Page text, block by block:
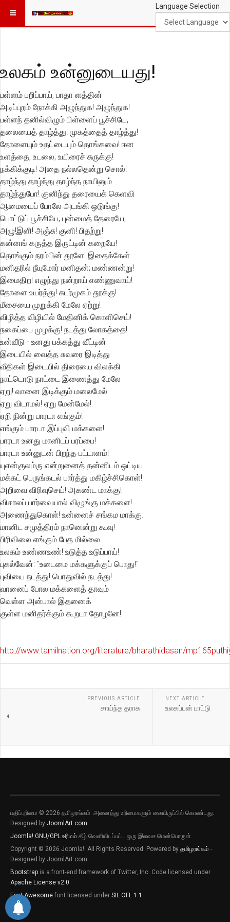
Language Selection
உலகம் உன்னுடையது!
பள்ளம் பறிப்பாய், பாதா ளத்தின்
அடிப்புறம் நோக்கி அழுந்துக! அழுந்துக!
பள்ளந் தனில்விழும் பிள்ளைப் பூச்சியே,
தலையைத் தாழ்த்து! முகத்தைத் தாழ்த்து!
தோளையும் உதட்டையும் தொங்கவை! ஈன
உளத்தை, உடலை, உயிரைச் சுருக்கு!
நக்கிக்குடி! அதை நல்லதென்று சொல்!
தாழ்ந்து தாழ்ந்து தாழ்ந்த நாயினும்
தாழ்ந்துபோ! குனிந்து தரையைக் கெளவி
ஆமையைப் போலே அடங்கி ஒடுங்கு!
பொட்டுப் பூச்சியே, புன்மைத் தேரையே,
அழு!இளி! அஞ்சு! குனி! பிதற்று!
கன்னங் கருத்த இருட்டின் கறையே!
தொங்கும் நரம்பின் தூளே! இதைக்கேள்:
மனிதரில் நீயுமோர் மனிதன்; மண்ணன்று!
இமைதிற! எழுந்து நன்றாய் எண்ணுவாய்!
தோளை உயர்த்து! சுடர்முகம் தூக்கு!
மீசையை முறுக்கி மேலே ஏற்று!
விழித்த விழியில் மேதினிக் கொளிசெய்!
நகைப்பை முழக்கு! நடத்து லோகத்தை!
உன்வீடு - உனது பக்கத்து வீட்டின்
இடையில் வைத்த சுவரை இடித்து
வீதிகள் இடையில் திரையை விலக்கி
நாட்டொடு நாட்டை இணைத்து மேலே
ஏறு! வானை இடிக்கும் மலைமேல்
ஏறு விடாமல்! ஏறு மேன்மேல்!
ஏறி நின்று பாரடா எங்கும்!
எங்கும் பாரடா இப்புவி மக்களை!
பாரடா உனது மானிடப் பரப்பை!
பாரடா உன்னுடன் பிறந்த பட்டாளம்!
யுஎன்குலம்ரு என்றுனைத் தன்னிடம் ஒட்டிய
மக்கட் பெருங்கடல் பார்த்து மகிழ்ச்சிகொள்!
அறிவை விரிவுசெய்! அகண்ட மாக்கு!
விசாலப் பார்வையால் விழுங்கு மக்களை!
அணைந்துகொள்! உன்னைச் சங்கம மாக்கு.
மானிட சமுத்திரம் நானென்று கூவு!
பிரிவிலை எங்கும் பேத மில்லை
உலகம் உண்ணஉண்! உடுத்த உடுப்பாய்!
புகல்வேன்: "உடைமை மக்களுக்குப் பொது!"
புவியை நடத்து! பொதுவில் நடத்து!
வானைப் போல மக்களைத் தாவும்
வெள்ள அன்பால் இதனைக்
குள்ள மனிதர்க்கும் கூறடா தோழனே!
http://www.tamilnation.org/literature/bharathidasan/
PREVIOUS ARTICLE
சாய்ந்த தராசு
NEXT ARTICLE
உலகப்பன் பாட்டு
பதிப்புரிமை © 2026 தமிழரங்கம். அனைத்து உரிமைகளும் கையிருப்பில் கொண்டது.
Designed by JoomlArt.com.
Joomla! GNU/GPL உரிமம் கீழ் வெளியிடப்பட்ட ஒரு இலவச மென்பொருள்.
Copyright © 2026 Joomla!. All Rights Reserved. Powered by தமிழரங்கம் -
Designed by JoomlArt.com.
Bootstrap is a front-end framework of Twitter, Inc. Code licensed under
Apache License v2.0.
Font Awesome font licensed under SIL OFL 1.1 .